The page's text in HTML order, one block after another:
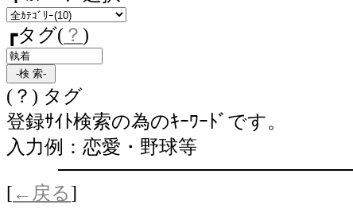
┏タグ( ？ )
(？) タグ
登録ｻｲﾄ検索の為のｷｰﾜｰﾄﾞです。
入力例：恋愛・野球等
[ ←戻る]